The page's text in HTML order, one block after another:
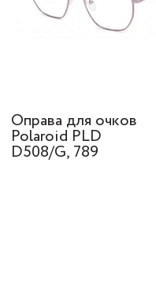
Оправа для очков
Polaroid PLD
D508/G, 789